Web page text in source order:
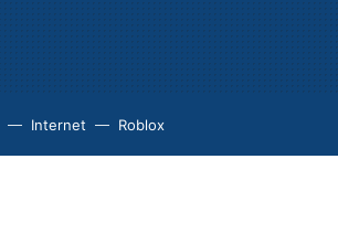
Internet Roblox